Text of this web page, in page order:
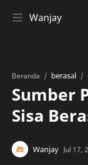
Wanjay
Beranda berasal
Sumber
Sisa